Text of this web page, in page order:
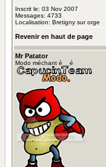
Inscrit le: 03 Nov 2007
Messages: 4733
Localisation: Bretigny sur orge
Revenir en haut de page
Mr Patator
Modo méchant è__é